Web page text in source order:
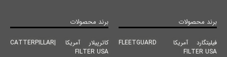
برند محصولات
فیلیتگارد آمریکا FLEETGUARD
FILTER USA
برند محصولات
کاترپیلار آمریکا |CATTERPILLAR
FILTER USA